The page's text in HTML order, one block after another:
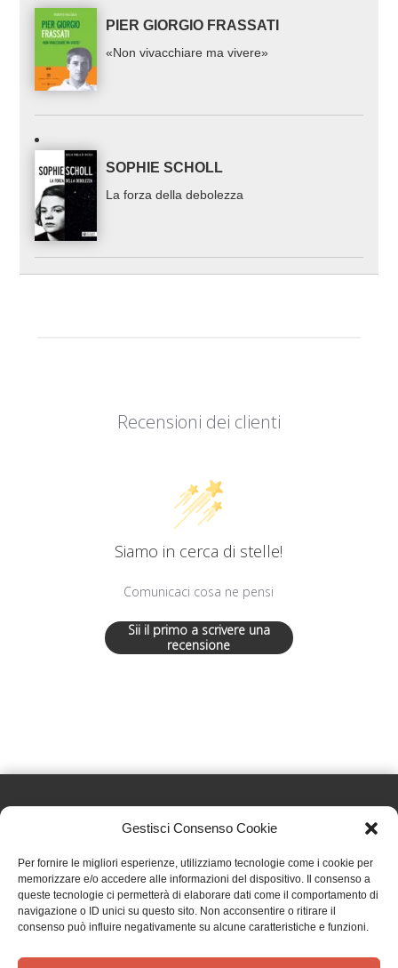
Gestisci Consenso Cookie
Per fornire le migliori esperienze, utilizziamo tecnologie come i cookie per
memorizzare e/o accedere alle informazioni del dispositivo. Il consenso a
queste tecnologie ci permetterà di elaborare dati come il comportamento di
navigazione o ID unici su questo sito. Non acconsentire o ritirare il
consenso può influire negativamente su alcune caratteristiche e funzioni.
PIER GIORGIO FRASSATI
«Non vivacchiare ma vivere»
SOPHIE SCHOLL
La forza della debolezza
Recensioni dei clienti
Siamo in cerca di stelle!
Comunicaci cosa ne pensi
Sii il primo a scrivere una
recensione
Effatà Editrice di Pellegrino Paolo SAS
C.F. e P.IVA 09655250018
Via Tre Denti, 1 - 10060 Cantalupa (TO)
Telefono: (+39) 0121 353452 - Fax: (+39) 0121 353839